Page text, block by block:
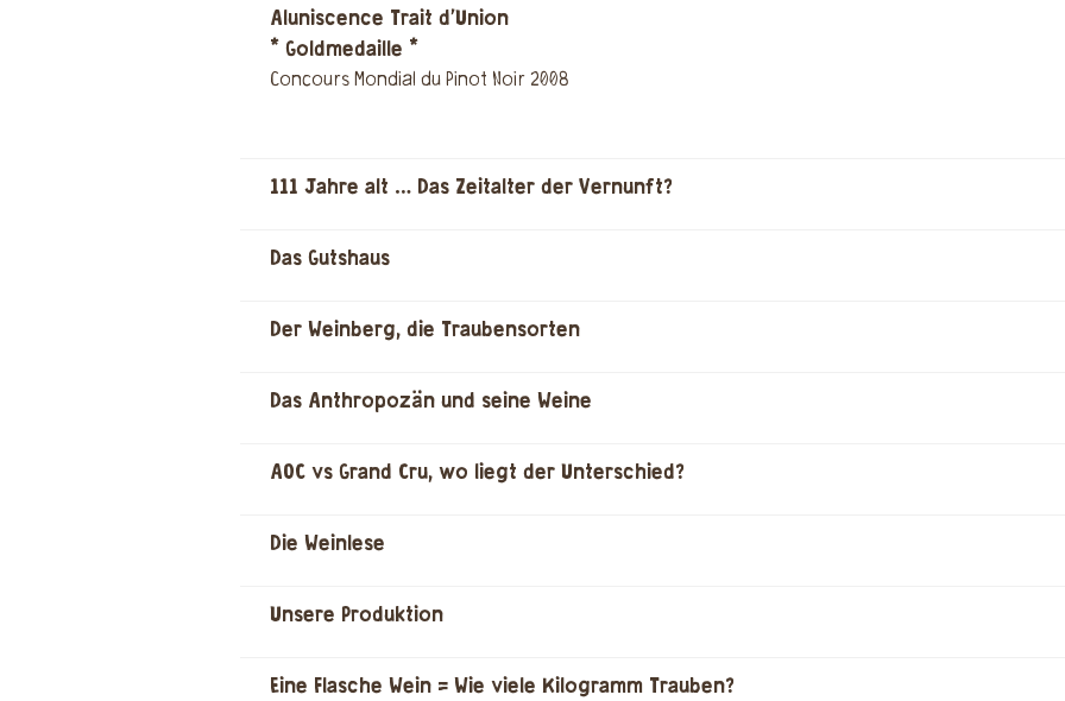
Aluniscence Trait d’Union
* Goldmedaille *
Concours Mondial du Pinot Noir 2008
111 Jahre alt … Das Zeitalter der Vernunft?
Das Gutshaus
Der Weinberg, die Traubensorten
Das Anthropozän und seine Weine
AOC vs Grand Cru, wo liegt der Unterschied?
Die Weinlese
Unsere Produktion
Eine Flasche Wein = Wie viele Kilogramm Trauben?